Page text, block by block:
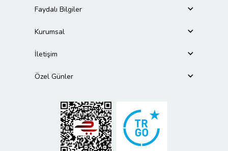
Faydalı Bilgiler
Kurumsal
İletişim
Özel Günler